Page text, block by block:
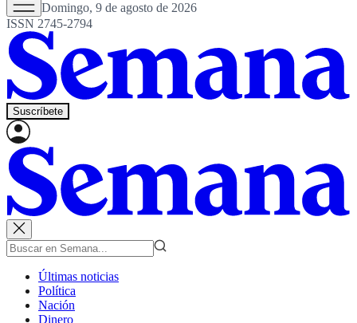
Domingo, 9 de agosto de 2026
ISSN 2745-2794
Suscríbete
Últimas noticias
Política
Nación
Dinero